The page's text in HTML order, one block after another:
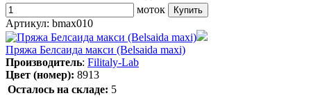
моток
Артикул: bmax010
Пряжа Белсаида макси (Belsaida maxi)
Производитель: Filitaly-Lab
Цвет (номер): 8913
Осталось на складе: 5